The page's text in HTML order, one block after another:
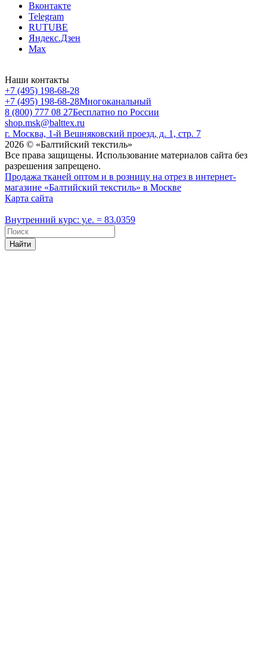
Вконтакте
Telegram
RUTUBE
Яндекс.Дзен
Max
Наши контакты
+7 (495) 198-68-28
+7 (495) 198-68-28Многоканальный
8 (800) 777 08 27Бесплатно по России
shop.msk@balttex.ru
г. Москва, 1-й Вешняковский проезд, д. 1, стр. 7
2026 © «Балтийский текстиль»
Все права защищены. Использование материалов сайта без
разрешения запрещено.
Продажа тканей оптом и в розницу на отрез в интернет-
магазине «Балтийский текстиль» в Москве
Карта сайта
Внутренний курс: у.е. = 83.0359
Найти